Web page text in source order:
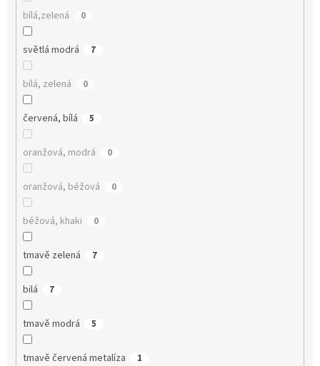
bílá,zelená 0
světlá modrá 7
bílá, zelená 0
červená, bílá 5
oranžová, modrá 0
oranžová, béžová 0
béžová, khaki 0
tmavě zelená 7
bilá 7
tmavě modrá 5
tmavě červená metalíza 1